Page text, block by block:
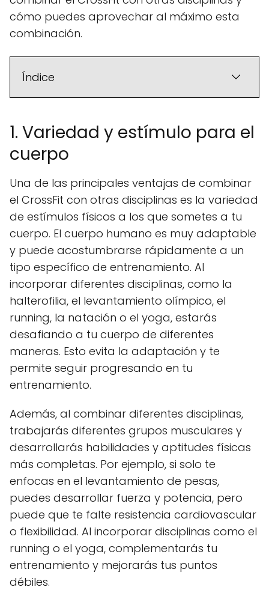
cómo puedes aprovechar al máximo esta
combinación.
Índice
1. Variedad y estímulo para el
cuerpo
Una de las principales ventajas de combinar
el CrossFit con otras disciplinas es la variedad
de estímulos físicos a los que sometes a tu
cuerpo. El cuerpo humano es muy adaptable
y puede acostumbrarse rápidamente a un
tipo específico de entrenamiento. Al
incorporar diferentes disciplinas, como la
halterofilia, el levantamiento olímpico, el
running, la natación o el yoga, estarás
desafiando a tu cuerpo de diferentes
maneras. Esto evita la adaptación y te
permite seguir progresando en tu
entrenamiento.
Además, al combinar diferentes disciplinas,
trabajarás diferentes grupos musculares y
desarrollarás habilidades y aptitudes físicas
más completas. Por ejemplo, si solo te
enfocas en el levantamiento de pesas,
puedes desarrollar fuerza y potencia, pero
puede que te falte resistencia cardiovascular
o flexibilidad. Al incorporar disciplinas como el
running o el yoga, complementarás tu
entrenamiento y mejorarás tus puntos
débiles.